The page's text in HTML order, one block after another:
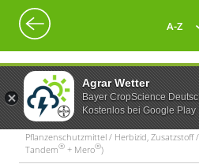
Agrar Wetter
Bayer CropScience
Kostenlos bei Google Play
A-Z
Pflanzenschutzmittel / Herbizid, Zusatzstoff
Tandem® + Mero®)